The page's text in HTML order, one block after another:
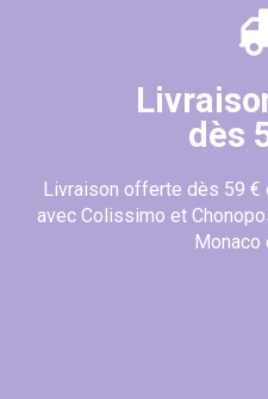
dès
Livraison offerte dès 59 €
avec Colissimo et
Monaco